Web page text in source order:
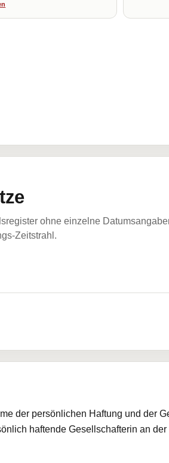
ohne einzelne
Zeitstrahl.
der persönlichen Haftung und der
haftende Gesellschafterin an